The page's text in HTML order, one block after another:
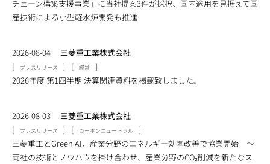
チェーン構築支援事業」に当社提案3件が採択、国内適用を見据えて国
産技術による小型軽水炉開発も推進
2026-08-04
三菱重工業株式会社
[
プレスリリース ] [ 経営
]
2026年度 第1四半期 決算関連資料を掲載致しました。
2026-08-03
三菱重工業株式会社
[
プレスリリース ] [ カーボンニュートラル
]
三菱重工とGreen AI、産業分野のエネルギー効率改善で協業開始 ～
両社の技術とノウハウを掛け合わせ、産業分野のCO₂削減を新たなス